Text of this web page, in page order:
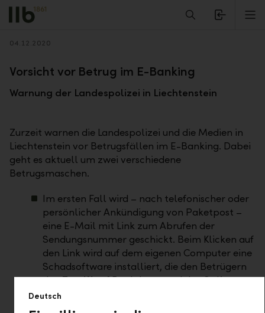
Alerts.Headline
Zurück
04.12.2020
Vorsicht vor Betrug im E-Banking
Warnung der Landespolizei in Liechtenstein
Zurzeit warnen die Landespolizei und die Medien in
Liechtenstein vor Betrugsfällen im E-Banking. Dabei
geht es aktuell um zwei verschiedene
Betrugsmaschen.
Im ersten Fall wird – nach telefonischer oder
persönlicher Ankündigung von Paketpost –
eine E-Mail mit Link zum Abrufen der
Sendungsnummer geschickt. Beim Klicken auf
den Link wird auf dem eigenen Computer eine
Schadsoftware installiert, die den Betrügern
den Zugriff auf Bankdaten und das Online
Banking ermöglicht. Beispiel für
ungewöhnliches Verhalten ist, wenn plötzlich
Deutsch